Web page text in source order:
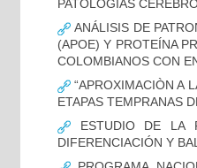
PATOLOGÍAS
ANÁLISIS DE
(APOE) Y PROTEÍNA
COLOMBIANOS CON
“APROXIMACIÒN A
ETAPAS TEMPRANAS
ESTUDIO DE LA
DIFERENCIACIÓN Y